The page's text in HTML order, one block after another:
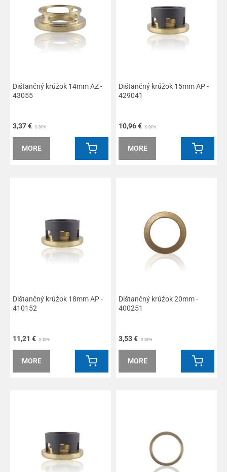
Dištančný krúžok 14mm AZ -
43055
3,37 € S DPH
MORE
Dištančný krúžok 15mm AP -
429041
10,96 € S DPH
MORE
Dištančný krúžok 18mm AP -
410152
11,21 € S DPH
MORE
Dištančný krúžok 20mm -
400251
3,53 € S DPH
MORE